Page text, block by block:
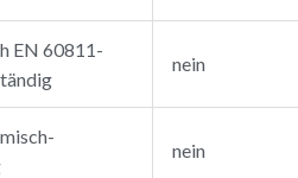
EN 60811-
nein
nein